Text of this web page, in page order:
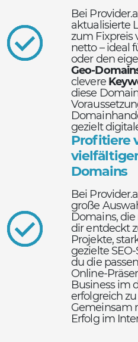
Bei
aktualisierte
zum Fixpreis
netto – ideal
oder den
Geo-
clevere
diese
gezielt
Profitiere
Domains
Bei
große
Domains,
dir entdeckt
Projekte,
gezielte
du die
Online-
Business im
erfolgreich
Gemeinsam
Erfolg im